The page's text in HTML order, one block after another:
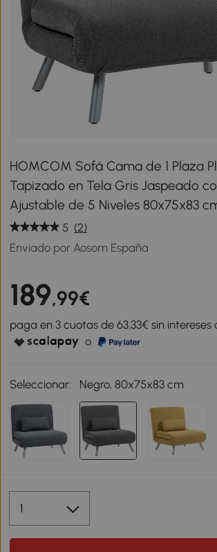
HOMCOM Sofá Cama de 1 Plaza
Tapizado en Tela Gris Jaspeado
Ajustable de 5 Niveles 80x75x83
5 (2)
Enviado por Aosom España
189,99€
paga en 3 cuotas de 63,33€ sin intereses
o
Seleccionar: Negro, 80x75x83 cm